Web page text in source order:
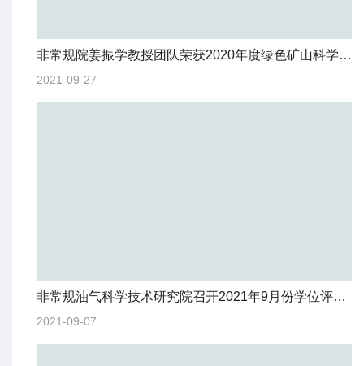
非常规院姜振学教授团队荣获2020年度绿色矿山科学技术奖科技进步一等奖
2021-09-27
非常规油气科学技术研究院召开2021年9月份学位评定分委员会
2021-09-07